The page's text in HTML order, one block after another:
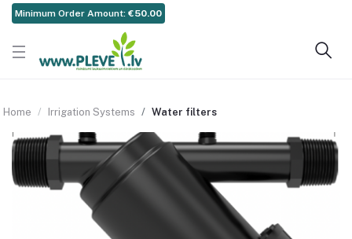
Minimum Order Amount: €50.00
Home Irrigation Systems Water filters